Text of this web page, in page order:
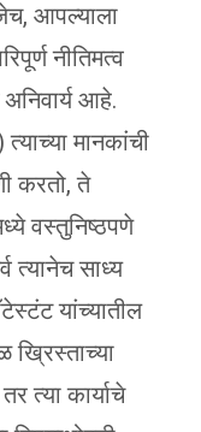
आपल्याला
नीतिमत्व
आहे.
मानकांची
करतो, ते
वस्तुनिष्ठपणे
त्यानेच साध्य
यांच्यातील
ख्रिस्ताच्या
त्या कार्याचे